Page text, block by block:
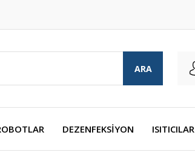
ARA
DEZENFEKSİYON ISITICILAR